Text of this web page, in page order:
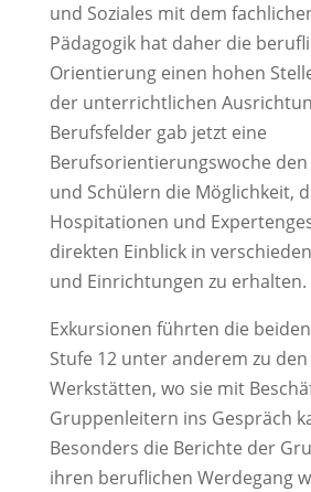
und Soziales mit dem
Pädagogik hat daher die
Orientierung einen hohen
der unterrichtlichen
Berufsfelder gab jetzt eine
Berufsorientierungswoche
und Schülern die Möglichkeit,
Hospitationen und
direkten Einblick in
und Einrichtungen zu erhalten.
Exkursionen führten die
Stufe 12 unter anderem zu
Werkstätten, wo sie mit
Gruppenleitern ins Gespräch
Besonders die Berichte der
ihren beruflichen Werdegang